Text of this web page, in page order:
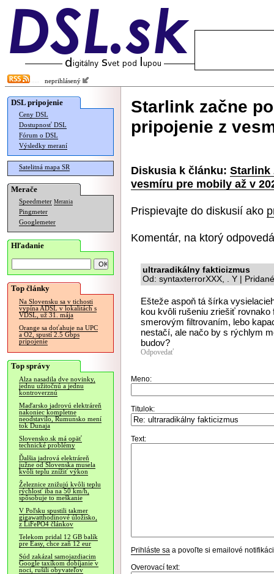
neprihlásený
DSL pripojenie
Ceny DSL
Dostupnosť DSL
Fórum o DSL
Výsledky meraní
Satelitná mapa SR
Merače
Speedmeter Merania
Pingmeter
Googlemeter
Hľadanie
Top články
Na Slovensku sa v tichosti
vypína ADSL v lokalitách s
VDSL, už 31. mája
Orange sa doťahuje na UPC
a O2, spustí 2.5 Gbps
pripojenie
Top správy
Alza nasadila dve novinky,
jednu užitočnú a jednu
kontroverznú
Maďarsko jadrovú elektráreň
nakoniec kompletne
neodstavilo, Rumunsko mení
tok Dunaja
Slovensko.sk má opäť
technické problémy
Ďalšia jadrová elektráreň
južne od Slovenska musela
kvôli teplu znížiť výkon
Železnice znižujú kvôli teplu
rýchlosť iba na 50 km/h,
spôsobuje to meškanie
V Poľsku spustili takmer
gigawatthodinové úložisko,
z LiFePO4 článkov
Telekom pridal 12 GB balík
pre Easy, chce zaň 12 eur
Súd zakázal samojazdiacim
Google taxíkom dobíjanie v
noci, rušili obyvateľov
Starlink začne
pripojenie z
Diskusia k článku: Starlink
vesmíru pre mobily až v
Prispievajte do diskusií ako
Komentár, na ktorý
ultraradikálny fakticizmus
Od: syntaxterrorXXX, . Y |
Ešteže aspoň tá šírka
kou kvôli rušeniu zriešiť
smerovým filtrovaním, lebo
nestačí, ale načo by s rýchlym
budov?
Odpovedať
Meno:
Titulok:
Text:
Prihláste sa a povoľte si emailové
Overovací text: